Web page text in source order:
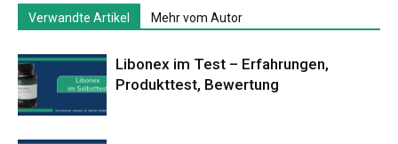
Verwandte Artikel Mehr vom Autor
Libonex im Test – Erfahrungen,
Produkttest, Bewertung